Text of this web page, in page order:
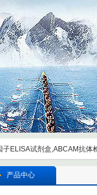
子ELISA试剂盒,ABCAM抗体
产品中心